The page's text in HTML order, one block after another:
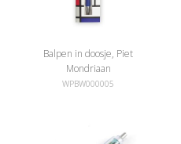
Balpen in doosje, Piet
Mondriaan
WPBW000005